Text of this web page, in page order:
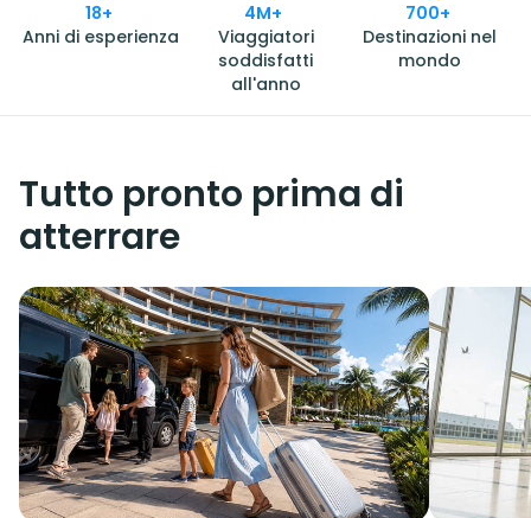
18+
Anni di esperienza
4M+
Viaggiatori
soddisfatti
all'anno
700+
Destinazioni nel
mondo
Tutto pronto prima di
atterrare